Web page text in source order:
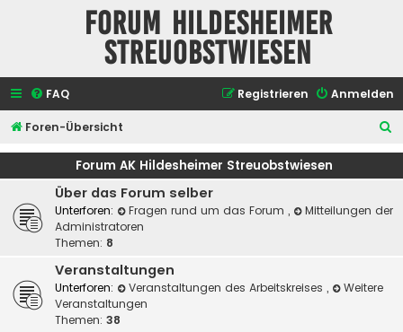
Forum Hildesheimer
Streuobstwiesen
FAQ Anmelden
Registrieren
Foren-Übersicht
u
Forum AK Hildesheimer Streuobstwiesen
Über das Forum selber
Unterforen: Fragen rund um das Forum ,
Mitteilungen der
Administratoren
Themen: 8
Veranstaltungen
Unterforen: Veranstaltungen des Arbeitskreises ,
Weitere
Veranstaltungen
Themen: 38